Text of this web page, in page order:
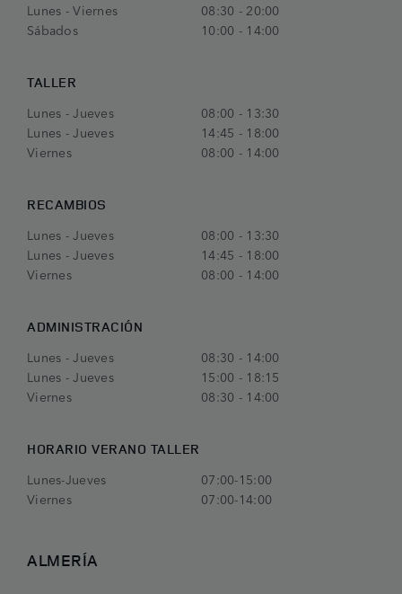
Lunes - Viernes
08:30 - 20:00
Sábados
10:00 - 14:00
TALLER
Lunes - Jueves
08:00 - 13:30
Lunes - Jueves
14:45 - 18:00
Viernes
08:00 - 14:00
RECAMBIOS
Lunes - Jueves
08:00 - 13:30
Lunes - Jueves
14:45 - 18:00
Viernes
08:00 - 14:00
ADMINISTRACIÓN
Lunes - Jueves
08:30 - 14:00
Lunes - Jueves
15:00 - 18:15
Viernes
08:30 - 14:00
HORARIO VERANO TALLER
Lunes-Jueves
07:00-15:00
Viernes
07:00-14:00
ALMERÍA